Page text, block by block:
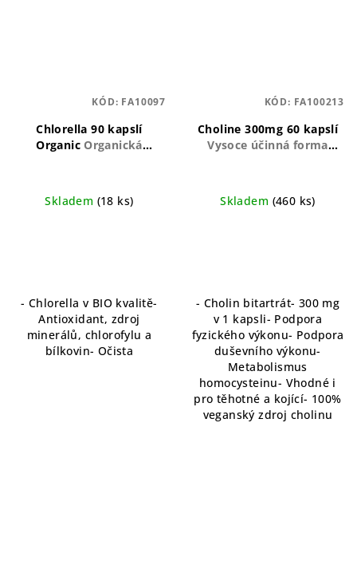
Chlorella 90 kapslí
Organic Organická
antioxidanty.
Skladem (18 ks)
- Chlorella v BIO kvalitě-
Antioxidant, zdroj
minerálů, chlorofylu a
bílkovin- Očista
KÓD: FA10097
Choline 300mg 60 kapslí
Vysoce účinná forma
zdraví nervového
systému.
Skladem (460 ks)
- Cholin bitartrát- 300 mg
v 1 kapsli- Podpora
fyzického výkonu- Podpora
duševního výkonu-
Metabolismus
homocysteinu- Vhodné i
pro těhotné a kojící- 100%
veganský zdroj cholinu
KÓD: FA100213